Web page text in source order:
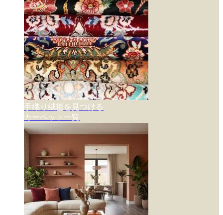
手織り絨毯を見つける
カーペット一覧